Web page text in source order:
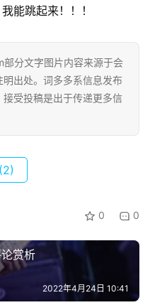
能跳起来！！！
分文字图片内容来源于会
出处。词多多系信息发布
受投稿是出于传递更多信
(2)
0 0
赏析
2022年4月24日 10:41